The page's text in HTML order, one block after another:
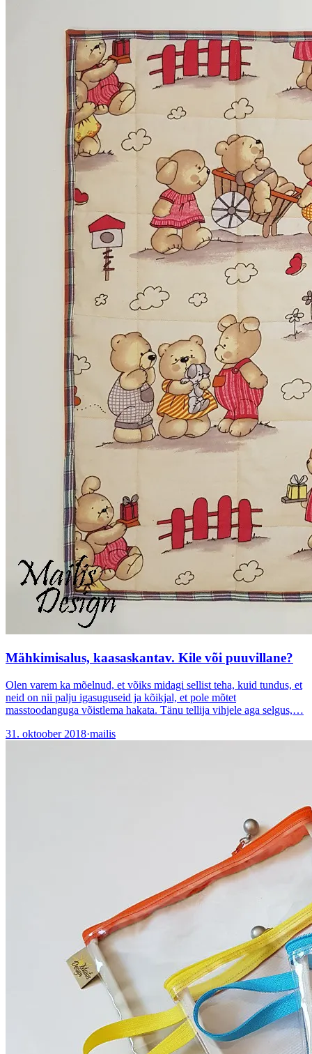
Mähkimisalus, kaasaskantav. Kile või puuvillane?
Olen varem ka mõelnud, et võiks midagi sellist teha, kuid tundus, et
neid on nii palju igasuguseid ja kõikjal, et pole mõtet
masstoodanguga võistlema hakata. Tänu tellija vihjele aga selgus,…
31. oktoober 2018·mailis